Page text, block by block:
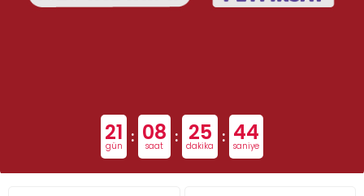
21
gün : 08
saat : 25
dakika : 43
saniye